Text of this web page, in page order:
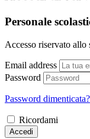
Personale
Accesso riservato allo
Email address
Password
Password dimenticata?
Ricordami
Accedi